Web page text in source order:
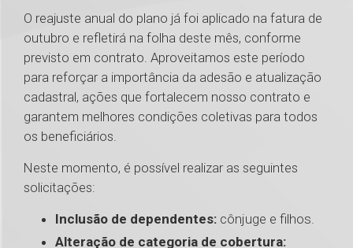
O reajuste anual do plano já foi aplicado na fatura de
outubro e refletirá na folha deste mês, conforme
previsto em contrato. Aproveitamos este período
para reforçar a importância da adesão e atualização
cadastral, ações que fortalecem nosso contrato e
garantem melhores condições coletivas para todos
os beneficiários.
Neste momento, é possível realizar as seguintes
solicitações:
Inclusão de dependentes: cônjuge e filhos.
Alteração de categoria de cobertura: